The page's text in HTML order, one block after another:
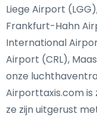
Liege Airport
Frankfurt-Hahn
International
Airport (CRL),
onze
Airporttaxis.com
ze zijn uitgerust